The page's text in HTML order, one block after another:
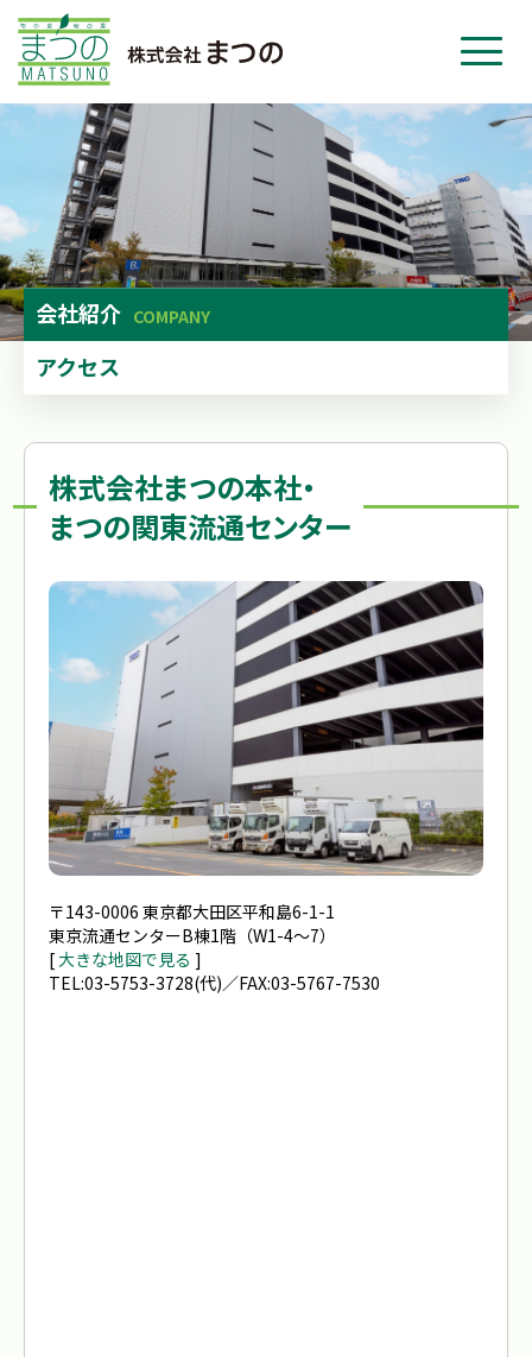
会社紹介 COMPANY
アクセス
株式会社まつの本社・
まつの関東流通センター
〒143-0006 東京都大田区平和島6-1-1
東京流通センターB棟1階（W1-4～7）
[大きな地図で見る ]
TEL:03-5753-3728(代)／FAX:03-5767-7530
ホーム
事業紹介
会社紹介
ニュース
採用・応募